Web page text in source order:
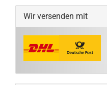
Wir versenden mit